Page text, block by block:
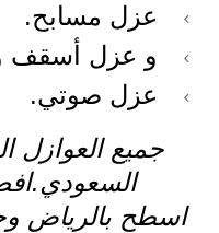
عزل مسابح.
و عزل أسقف
عزل صوتي.
جميع العوازل
اسطح بالرياض